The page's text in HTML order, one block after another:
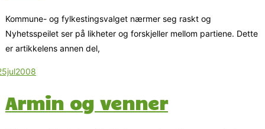
Kommune- og fylkestingsvalget nærmer seg raskt og
Nyhetsspeilet ser på likheter og forskjeller mellom partiene. Dette
er artikkelens annen del,
Armin og venner